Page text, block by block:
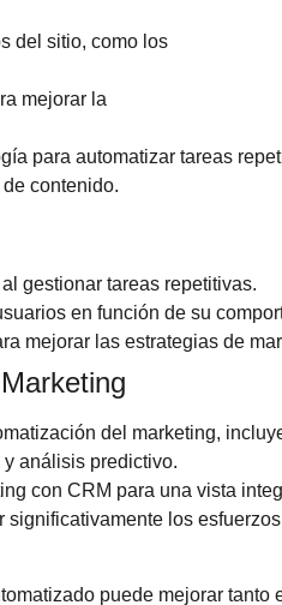
del sitio, como los
mejorar la
para automatizar tareas
contenido.
gestionar tareas repetitivas.
en función de su
mejorar las estrategias de
del marketing,
análisis predictivo.
con CRM para una vista
los
puede mejorar